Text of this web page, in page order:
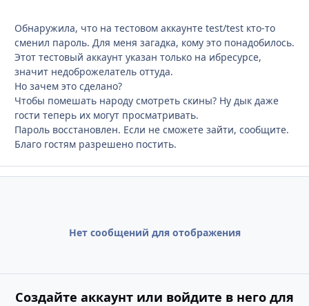
Обнаружила, что на тестовом аккаунте test/test кто-то
сменил пароль. Для меня загадка, кому это понадобилось.
Этот тестовый аккаунт указан только на ибресурсе,
значит недоброжелатель оттуда.
Но зачем это сделано?
Чтобы помешать народу смотреть скины? Ну дык даже
гости теперь их могут просматривать.
Пароль восстановлен. Если не сможете зайти, сообщите.
Благо гостям разрешено постить.
Нет сообщений для отображения
Создайте аккаунт или войдите в него для